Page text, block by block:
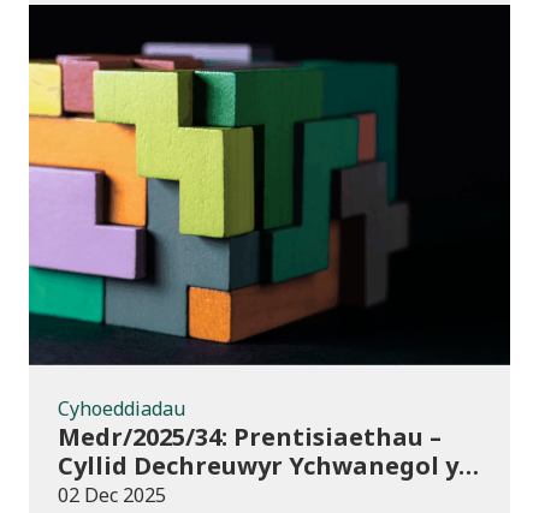
Cyhoeddiadau
Cyhoeddiadau
Medr/2025/34: Prentisiaethau –
Cyllid Dechreuwyr Ychwanegol y
Rhaglen Lywodraethu
02 Dec 2025